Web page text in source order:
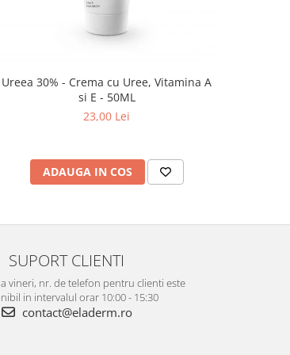
Ureea 30% - Crema cu Uree, Vitamina A
si E - 50ML
23,00 Lei
ADAUGA IN COS
SUPORT CLIENTI
vineri, nr. de telefon pentru clienti este
in intervalul orar 10:00 - 15:30
contact@eladerm.ro